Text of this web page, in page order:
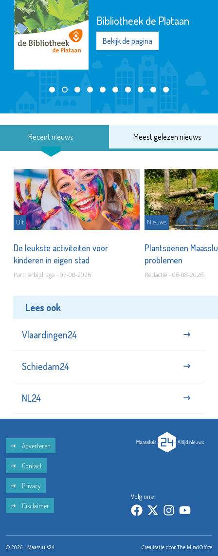
Bibliotheek de Plataan
Bekijk de pagina
Recent nieuws Meest gelezen nieuws
Uit
De leukste activiteiten voor
kinderen in eigen stad
Partnerbijdrage - 07-08-2026
Nieuws
Plantsoenen
problemen
Redactie - 06-08-2026
Lees ook
Vlaardingen24
Schiedam24
NL24
Adverteren
Contact
Privacy
Disclaimer
Volg ons:
© 2026 - Maassluis24 Crealisatie doorThe MindOffice